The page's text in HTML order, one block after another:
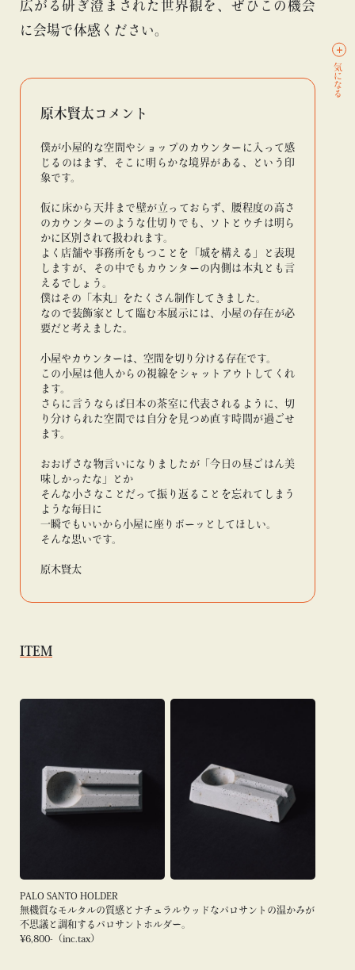
広がる研ぎ澄まされた世界観を、ぜひこの機会
に会場で体感ください。
原木賢太コメント
僕が小屋的な空間やショップのカウンターに入って感
じるのはまず、そこに明らかな境界がある、という印
象です。
仮に床から天井まで壁が立っておらず、腰程度の高さ
のカウンターのような仕切りでも、ソトとウチは明ら
かに区別されて扱われます。
よく店舗や事務所をもつことを「城を構える」と表現
しますが、その中でもカウンターの内側は本丸とも言
えるでしょう。
僕はその「本丸」をたくさん制作してきました。
なので装飾家として臨む本展示には、小屋の存在が必
要だと考えました。
小屋やカウンターは、空間を切り分ける存在です。
この小屋は他人からの視線をシャットアウトしてくれ
ます。
さらに言うならば日本の茶室に代表されるように、切
り分けられた空間では自分を見つめ直す時間が過ごせ
ます。
おおげさな物言いになりましたが「今日の昼ごはん美
味しかったな」とか
そんな小さなことだって振り返ることを忘れてしまう
ような毎日に
一瞬でもいいから小屋に座りボーッとしてほしい。
そんな思いです。
原木賢太
ITEM
PALO SANTO HOLDER
無機質なモルタルの質感とナチュラルウッドなパロサントの温かみが
不思議と調和するパロサントホルダー。
¥6,800-（inc.tax）
気になる